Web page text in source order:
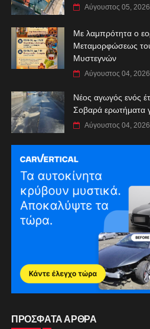
Αύγουστος 05, 2026
Με λαμπρότητα ο
Μεταμορφώσεως
Μυστεγνών
Αύγουστος 04, 2026
Νέος αγωγός ενός
Σοβαρά ερωτήματα
Αύγουστος 04, 2026
ΠΡΟΣΦΑΤΑ ΑΡΘΡΑ